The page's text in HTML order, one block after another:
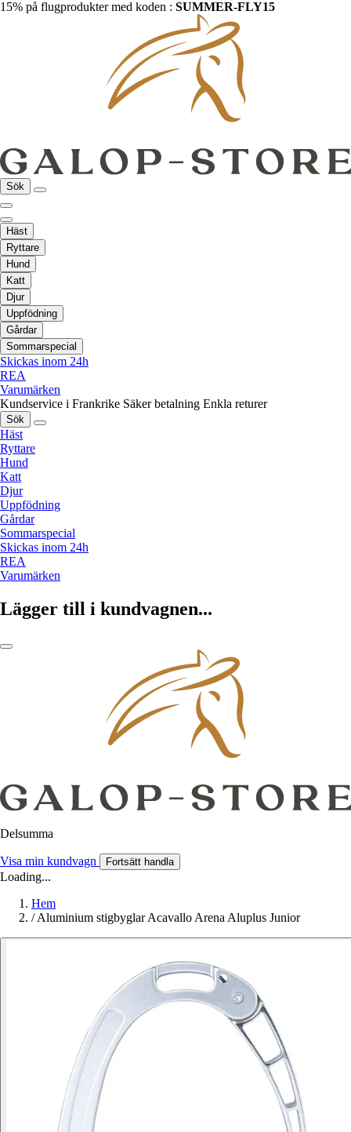
15% på flugprodukter med koden : SUMMER-FLY15
Sök
Häst
Ryttare
Hund
Katt
Djur
Uppfödning
Gårdar
Sommarspecial
Skickas inom 24h
REA
Varumärken
Kundservice i Frankrike Säker betalning Enkla returer
Sök
Häst
Ryttare
Hund
Katt
Djur
Uppfödning
Gårdar
Sommarspecial
Skickas inom 24h
REA
Varumärken
Lägger till i kundvagnen...
Delsumma
Visa min kundvagn Fortsätt handla
Loading...
Hem
/ Aluminium stigbyglar Acavallo Arena Aluplus Junior